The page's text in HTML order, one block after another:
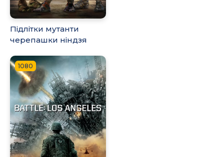
Підлітки мутанти
черепашки ніндзя
1080